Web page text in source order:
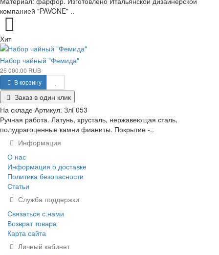
компанией "PAVONE" ..
Хит
Набор чайный "Фемида"
25 000.00 RUB
В корзину
Заказ в один клик
На складе Артикул: ЗлГ053
Ручная работа. Латунь, хрусталь, нержавеющая сталь,
полудрагоценные камни фианиты. Покрытие -..
Информация
О нас
Информация о доставке
Политика безопасности
Статьи
Служба поддержки
Связаться с нами
Возврат товара
Карта сайта
Личный кабинет